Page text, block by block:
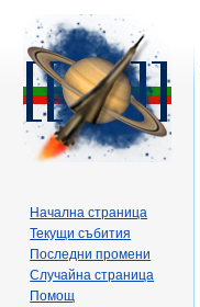
Начална страница
Текущи събития
Последни промени
Случайна страница
Помощ